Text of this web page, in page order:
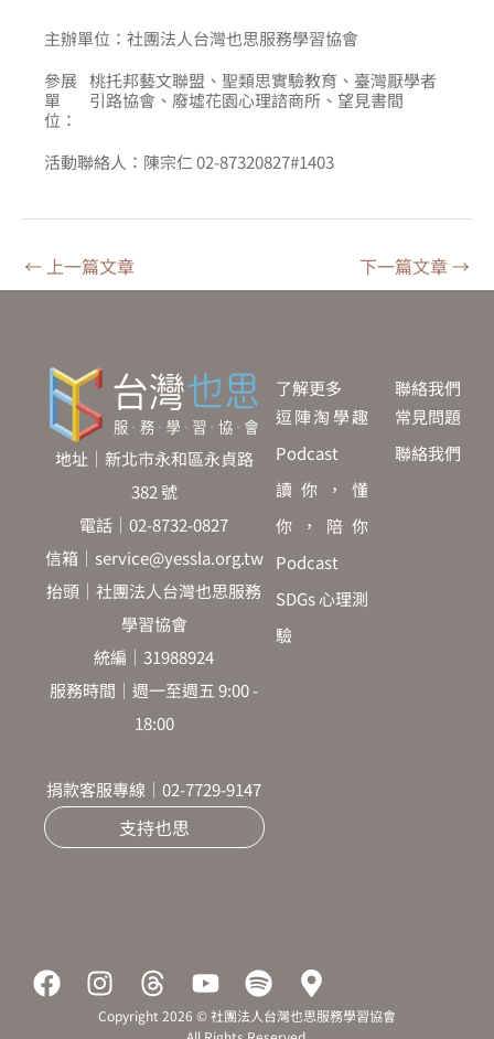
主辦單位： 社團法人台灣也思服務學習協會
參展
單
位：
桃托邦藝文聯盟、聖類思實驗教育、臺灣厭學者
引路協會、廢墟花園心理諮商所、望見書間
活動聯絡人： 陳宗仁 02-87320827#1403
← 上一篇文章 下一篇文章 →
了解更多
逗陣淘學趣
Podcast
讀你，懂
你，陪你
Podcast
SDGs 心理測
驗
地址｜新北市永和區永貞路
382 號
電話｜02-8732-0827
信箱｜service@yessla.org.tw
抬頭｜社團法人台灣也思服務
學習協會
統編｜31988924
服務時間｜週一至週五 9:00 -
18:00
捐款客服專線｜02-7729-9147
支持也思
聯絡我們
常見問題
聯絡我們
F
a
I
n
T
h
Y
o
S
p
M
a
Copyright 2026 © 社團法人台灣也思服務學習協會